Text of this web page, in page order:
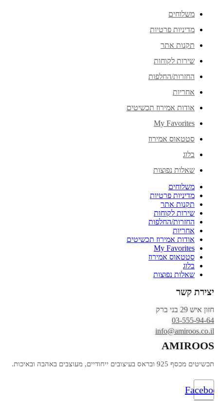
משלוחים
מדיניות פרטיות
תקנות אתר
שירות לקוחות
החזרות/החלפות
אחריות
אודות אמירוז תכשיטים
My Favorites
סטטאוס אמירוז
בלוג
שאלות נפוצות
משלוחים
מדיניות פרטיות
תקנות אתר
שירות לקוחות
החזרות/החלפות
אחריות
אודות אמירוז תכשיטים
My Favorites
סטטאוס אמירוז
בלוג
שאלות נפוצות
יצירת קשר
חזון איש 29 בני ברק
03-555-94-64
info@amiroos.co.il
AMIROOS
תכשיטים מכסף 925 ובראס בעיצובים ייחודיים, מעוצבים באהבה ובאיכות.